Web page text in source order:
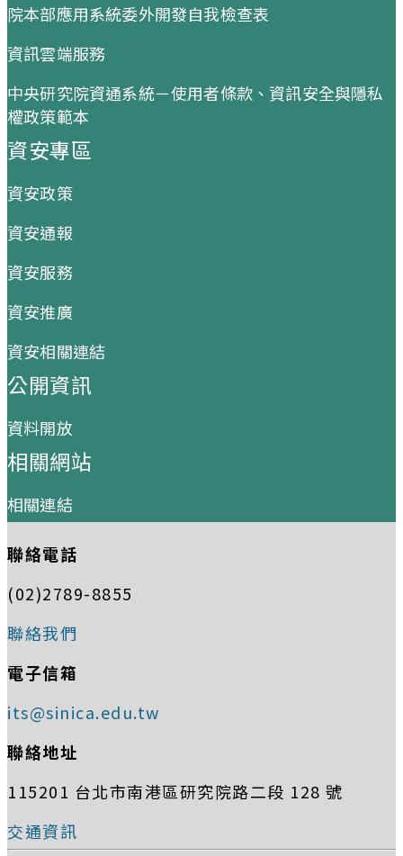
院本部應用系統委外開發自我檢查表
資訊雲端服務
中央研究院資通系統－使用者條款、資訊安全與隱私
權政策範本
資安專區
資安政策
資安通報
資安服務
資安推廣
資安相關連結
公開資訊
資料開放
相關網站
相關連結
聯絡電話
(02)2789-8855
聯絡我們
電子信箱
its@sinica.edu.tw
聯絡地址
115201 台北市南港區研究院路二段 128 號
交通資訊